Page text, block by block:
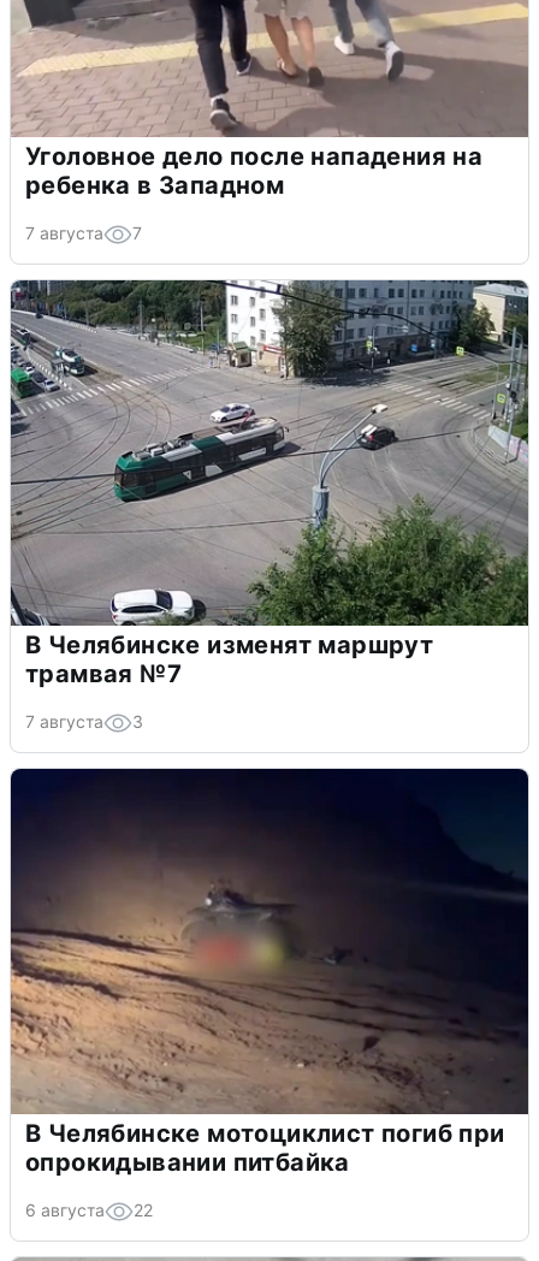
Уголовное дело после нападения на
ребенка в Западном
7 августа 7
В Челябинске изменят маршрут
трамвая №7
7 августа 3
В Челябинске мотоциклист погиб при
опрокидывании питбайка
6 августа 22